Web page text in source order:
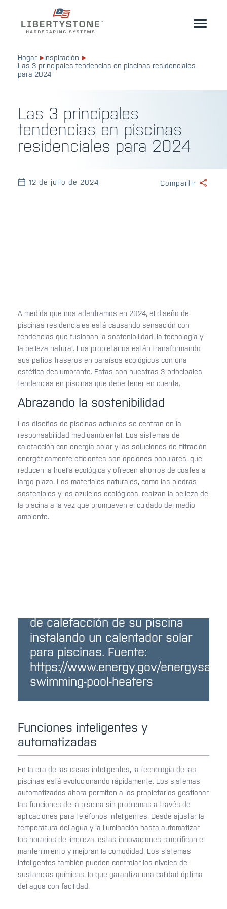
Profesionales
Productos
Recursos
Hogar
Inspiración
Las 3 principales tendencias en piscinas residenciales
para 2024
Las 3 principales
tendencias en piscinas
residenciales para 2024
12 de julio de 2024 Compartir
A medida que nos adentramos en 2024, el diseño de
piscinas residenciales está causando sensación con
tendencias que fusionan la sostenibilidad, la tecnología y
la belleza natural. Los propietarios están transformando
sus patios traseros en paraísos ecológicos con una
estética deslumbrante. Estas son nuestras 3 principales
tendencias en piscinas que debe tener en cuenta.
Abrazando la sostenibilidad
Los diseños de piscinas actuales se centran en la
responsabilidad medioambiental. Los sistemas de
calefacción con energía solar y las soluciones de filtración
energéticamente eficientes son opciones populares, que
reducen la huella ecológica y ofrecen ahorros de costes a
largo plazo. Los materiales naturales, como las piedras
sostenibles y los azulejos ecológicos, realzan la belleza de
la piscina a la vez que promueven el cuidado del medio
ambiente.
de calefacción de su piscina
instalando un calentador solar
para piscinas. Fuente:
https://www.energy.gov/
swimming-pool-heaters
Funciones inteligentes y
automatizadas
En la era de las casas inteligentes, la tecnología de las
piscinas está evolucionando rápidamente. Los sistemas
automatizados ahora permiten a los propietarios gestionar
las funciones de la piscina sin problemas a través de
aplicaciones para teléfonos inteligentes. Desde ajustar la
temperatura del agua y la iluminación hasta automatizar
los horarios de limpieza, estas innovaciones simplifican el
mantenimiento y mejoran la comodidad. Los sistemas
inteligentes también pueden controlar los niveles de
sustancias químicas, lo que garantiza una calidad óptima
del agua con facilidad.